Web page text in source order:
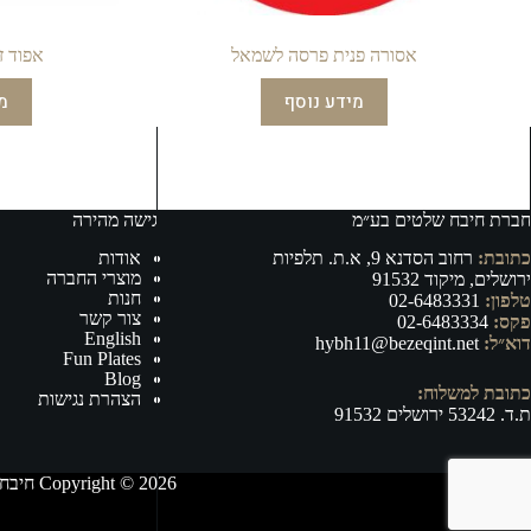
אסורה פנית פרסה לשמאל
מידע נוסף
אפוד
חברת חיבח שלטים בע״מ
כתובת:
רחוב הסדנא 9, א.ת. תלפיות
ירושלים, מיקוד 91532
טלפון: 02-6483331
פקס:
דוא״ל: hybh11@bezeqint.net
כתובת למשלוח:
ת.ד. 53242 ירושלים 91532
גישה מהירה
אודות
מוצרי החברה
חנות
צור קשר
English
Fun Plates
Blog
הצהרת נגישות
Copyright © 2026 חיבח שלטים בע״מ - ייצור, וייבוא של אביזרי רישוי ובטיחות לרכב ושילוט לכל מטרה